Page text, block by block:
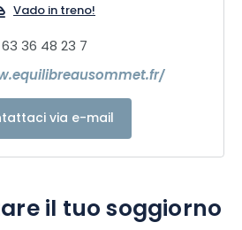
Vado in treno!
63 36 48 23 7
via e-mail
il tuo soggiorno